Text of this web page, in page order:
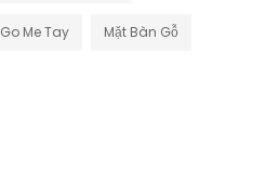
Go Me Tay Mặt Bàn Gỗ